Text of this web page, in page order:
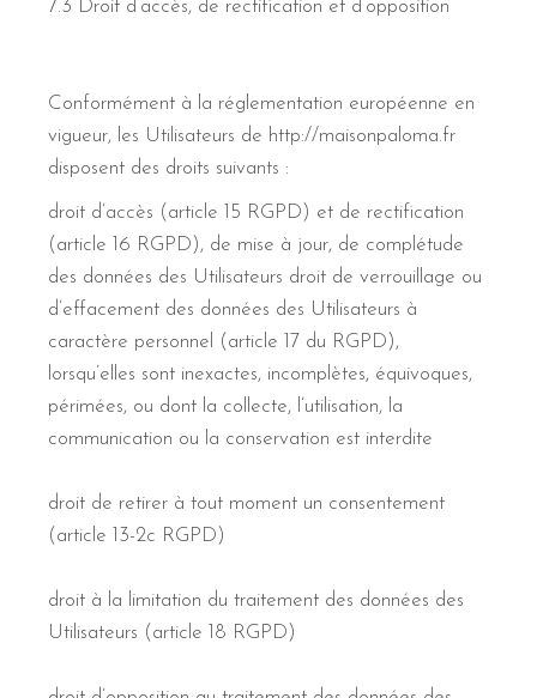
7.3 Droit d’accès, de rectification et d’opposition
Conformément à la réglementation européenne en
vigueur, les Utilisateurs de http://maisonpaloma.fr
disposent des droits suivants :
droit d’accès (article 15 RGPD) et de rectification
(article 16 RGPD), de mise à jour, de complétude
des données des Utilisateurs droit de verrouillage ou
d’effacement des données des Utilisateurs à
caractère personnel (article 17 du RGPD),
lorsqu’elles sont inexactes, incomplètes, équivoques,
périmées, ou dont la collecte, l’utilisation, la
communication ou la conservation est interdite
droit de retirer à tout moment un consentement
(article 13-2c RGPD)
droit à la limitation du traitement des données des
Utilisateurs (article 18 RGPD)